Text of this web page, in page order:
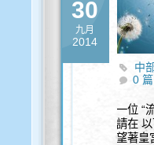
30
九月
2014
中
0
一位 “
請在
望著皇